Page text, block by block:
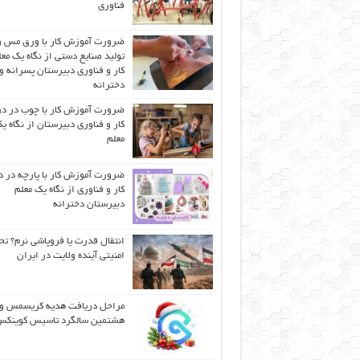
فناوری
ضرورت آموزش کار با ورق مس
تولید صنایع دستی از نگاه یک
کار و فناوری دبیرستان پسرانه و
دخترانه
ضرورت آموزش کار با چوب در
کار و فناوری دبیرستان از نگاه
معلم
ضرورت آموزش کار با پارچه
کار و فناوری از نگاه یک معلم
دبیرستان دخترانه
انتقال قدرت یا فروپاشی نرم؟
امنیتی آینده ولایت در ایران
مراحل دریافت هدیه کریسمس و
هشتمین سالگرد تاسیس